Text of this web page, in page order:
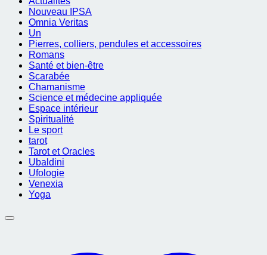
Nouveau IPSA
Omnia Veritas
Un
Pierres, colliers, pendules et accessoires
Romans
Santé et bien-être
Scarabée
Chamanisme
Science et médecine appliquée
Espace intérieur
Spiritualité
Le sport
tarot
Tarot et Oracles
Ubaldini
Ufologie
Venexia
Yoga